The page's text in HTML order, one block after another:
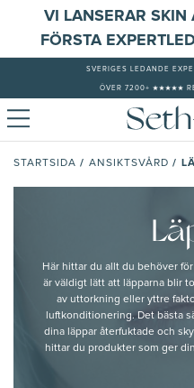
VI LANSERAR SKIN
FÖRSTA
SVERIGES LEDANDE
ÖVER 7200+ ★★★★★
STARTSIDA / ANSIKTSVÅRD /
Här hittar du allt du behöver
är väldigt lätt att läpparna blir
av uttorkning eller yttre
luftkonditionering. Det bästa
dina läppar återfuktade och
hittar du produkter som ger